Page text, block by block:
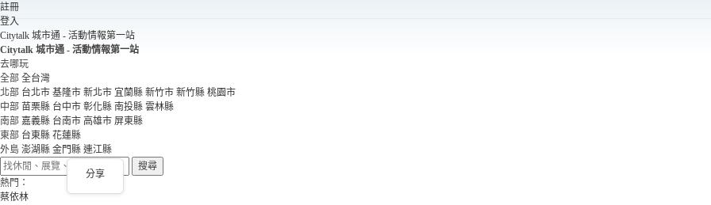
註冊
登入
Citytalk 城市通 - 活動情報第一站
Citytalk 城市通 - 活動情報第一站
去哪玩
全部 全台灣
北部 台北市 基隆市 新北市 宜蘭縣 新竹市 新竹縣 桃園市
中部 苗栗縣 台中市 彰化縣 南投縣 雲林縣
南部 嘉義縣 台南市 高雄市 屏東縣
東部 台東縣 花蓮縣
外島 澎湖縣 金門縣 連江縣
搜尋
熱門：
蔡依林
分享